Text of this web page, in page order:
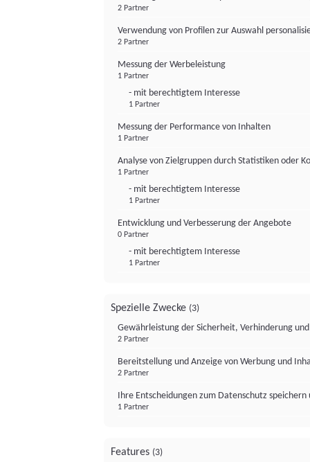
2 Partner
Verwendung von Profilen zur Auswahl
2 Partner
Messung der Werbeleistung
1 Partner
- mit berechtigtem Interesse
1 Partner
Messung der Performance von Inhalten
1 Partner
Analyse von Zielgruppen durch Statistiken oder
1 Partner
- mit berechtigtem Interesse
1 Partner
Entwicklung und Verbesserung der Angebote
0 Partner
- mit berechtigtem Interesse
1 Partner
Spezielle Zwecke (3)
Gewährleistung der Sicherheit, Verhinderung
2 Partner
Bereitstellung und Anzeige von Werbung und
2 Partner
Ihre Entscheidungen zum Datenschutz
1 Partner
Features (3)